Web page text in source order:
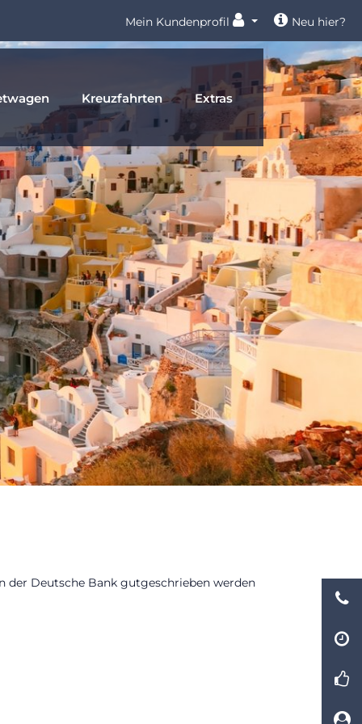
Neu hier?
Mein Kundenprofil
Kreuzfahrten Extras
der Deutsche Bank gutgeschrieben werden